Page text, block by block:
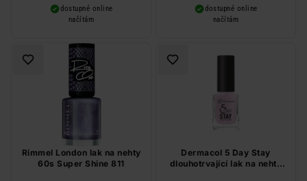
dostupné online
načítám
dostupné online
načítám
Rimmel London lak na nehty
60s Super Shine 811
Dermacol 5 Day Stay
dlouhotrvající lak na nehty